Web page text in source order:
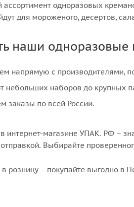
одноразовых
для мороженого, десертов,
наши одноразовые
напрямую с производителями,
небольших наборов до крупных
заказы по всей России.
интернет-магазине УПАК. РФ –
Выбирайте
розницу – покупайте выгодно в